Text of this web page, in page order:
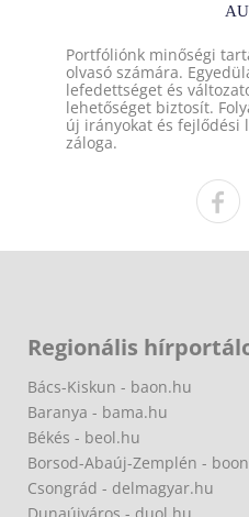
Portfóliónk minőségi
olvasó számára.
lefedettséget és
lehetőséget biztosít.
új irányokat és fejlődési
záloga.
Regionális
Bács-Kiskun - baon.hu
Baranya - bama.hu
Békés - beol.hu
Borsod-Abaúj-Zemplén -
Csongrád - delmagyar.hu